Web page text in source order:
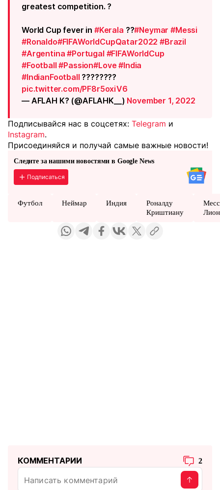
greatest competition. ?
World Cup fever in #Kerala ??#Neymar #Messi
#Ronaldo#FIFAWorldCupQatar2022 #Brazil
#Argentina #Portugal #FIFAWorldCup
#Football #Passion#Love #India
#IndianFootball ????????
pic.twitter.com/PF8r5oxiV6
— AFLAH K? (@AFLAHK__) November 1, 2022
Подписывайся нас в соцсетях: Telegram и
Instagram.
Присоединяйся и получай самые важные новости!
Следите за нашими новостями в Google News
Подписаться
Футбол Неймар Индия
Роналду
Криштиану
КОММЕНТАРИИ 2